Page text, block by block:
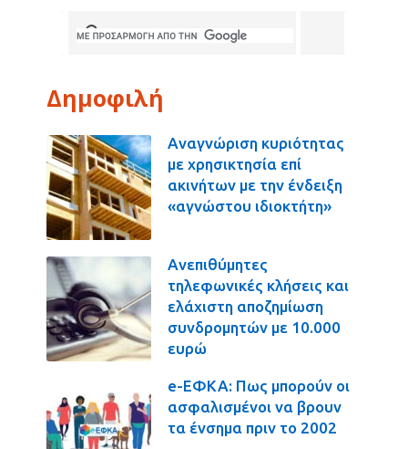
Δημοφιλή
Αναγνώριση κυριότητας
με χρησικτησία επί
ακινήτων με την ένδειξη
«αγνώστου ιδιοκτήτη»
Ανεπιθύμητες
τηλεφωνικές κλήσεις και
ελάχιστη αποζημίωση
συνδρομητών με 10.000
ευρώ
e-ΕΦΚΑ: Πως μπορούν οι
ασφαλισμένοι να βρουν
τα ένσημα πριν το 2002